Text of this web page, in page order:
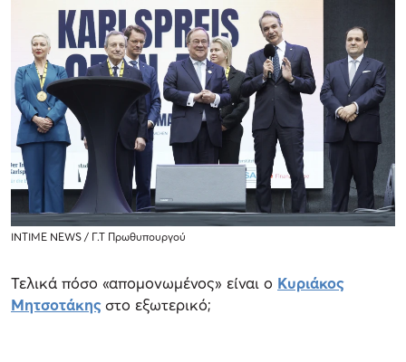
INTIME NEWS / Γ.Τ Πρωθυπουργού
Τελικά πόσο «απομονωμένος» είναι ο Κυριάκος
Μητσοτάκηςστο εξωτερικό;